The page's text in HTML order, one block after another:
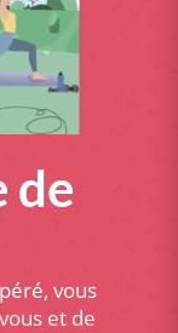
de
, vous
et de